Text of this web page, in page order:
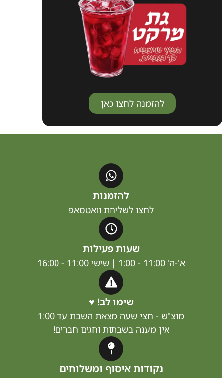
להזמנה לחצו כאן
לחצו לשליחת וואטסאפ
שעות פעילות
שימו לב! ♥
- חצי שעה מצאת השבת עד 1:00
אין מענה בשבתות וחגים חברים!
נקודות איסוף ומשלוחים